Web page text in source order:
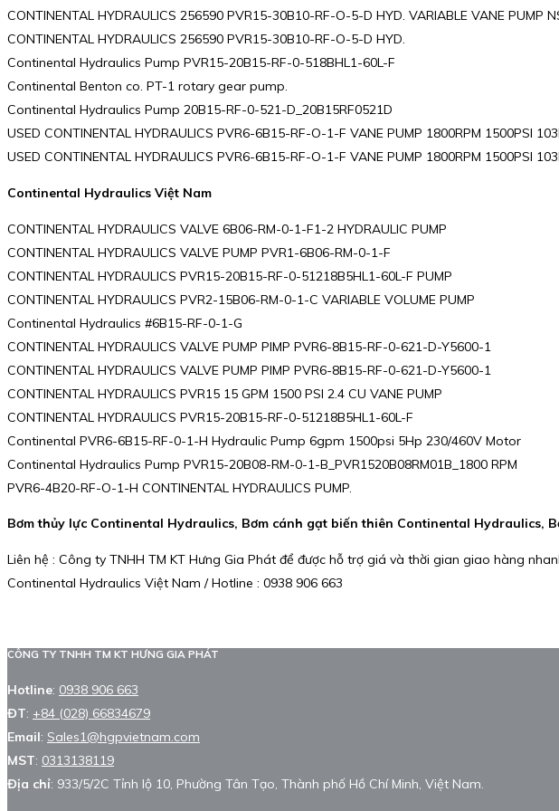
CONTINENTAL HYDRAULICS 256590 PVR15-30B10-RF-O-5-D HYD. VARIABLE VANE PUMP
CONTINENTAL HYDRAULICS 256590 PVR15-30B10-RF-O-5-D HYD.
Continental Hydraulics Pump PVR15-20B15-RF-0-518BHL1-60L-F
Continental Benton co. PT-1 rotary gear pump.
Continental Hydraulics Pump 20B15-RF-0-521-D_20B15RF0521D
USED CONTINENTAL HYDRAULICS PVR6-6B15-RF-O-1-F VANE PUMP 1800RPM 1500PSI
USED CONTINENTAL HYDRAULICS PVR6-6B15-RF-O-1-F VANE PUMP 1800RPM 1500PSI
Continental Hydraulics Việt Nam
CONTINENTAL HYDRAULICS VALVE 6B06-RM-0-1-F1-2 HYDRAULIC PUMP
CONTINENTAL HYDRAULICS VALVE PUMP PVR1-6B06-RM-0-1-F
CONTINENTAL HYDRAULICS PVR15-20B15-RF-0-51218B5HL1-60L-F PUMP
CONTINENTAL HYDRAULICS PVR2-15B06-RM-0-1-C VARIABLE VOLUME PUMP
Continental Hydraulics #6B15-RF-0-1-G
CONTINENTAL HYDRAULICS VALVE PUMP PIMP PVR6-8B15-RF-0-621-D-Y5600-1
CONTINENTAL HYDRAULICS VALVE PUMP PIMP PVR6-8B15-RF-0-621-D-Y5600-1
CONTINENTAL HYDRAULICS PVR15 15 GPM 1500 PSI 2.4 CU VANE PUMP
CONTINENTAL HYDRAULICS PVR15-20B15-RF-0-51218B5HL1-60L-F
Continental PVR6-6B15-RF-0-1-H Hydraulic Pump 6gpm 1500psi 5Hp 230/460V Motor
Continental Hydraulics Pump PVR15-20B08-RM-0-1-B_PVR1520B08RM01B_1800 RPM
PVR6-4B20-RF-O-1-H CONTINENTAL HYDRAULICS PUMP.
Bơm thủy lực Continental Hydraulics, Bơm cánh gạt biến thiên Continental
Liên hệ : Công ty TNHH TM KT Hưng Gia Phát để được hỗ trợ giá và thời gian giao hàng
Continental Hydraulics Việt Nam / Hotline : 0938 906 663
CÔNG TY TNHH TM KT HƯNG GIA PHÁT
Hotline: 0938 906 663
ĐT: +84 (028) 66834679
Email: Sales1@hgpvietnam.com
MST: 0313138119
Địa chỉ: 933/5/2C Tỉnh lộ 10, Phường Tân Tạo, Thành phố Hồ Chí Minh, Việt Nam.